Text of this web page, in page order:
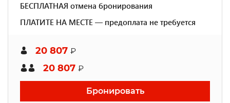
БЕСПЛАТНАЯ отмена бронирования
ПЛАТИТЕ НА МЕСТЕ — предоплата не требуется
20 807 ₽
20 807 ₽
Бронировать